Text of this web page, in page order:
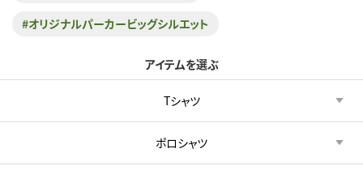
#オリジナルパーカービッグシルエット
アイテムを選ぶ
Tシャツ
ポロシャツ